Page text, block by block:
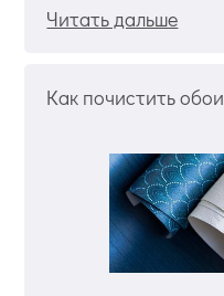
Читать дальше
Как почистить обои